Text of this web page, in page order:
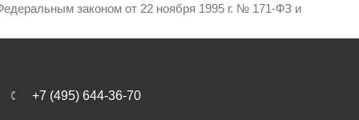
законом от 22 ноября 1995 г. № 171-ФЗ и
+7 (495) 644-36-70